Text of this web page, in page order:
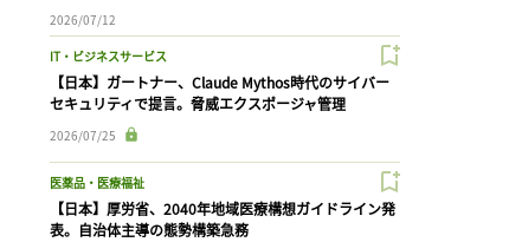
2026/07/12
IT・ビジネスサービス
【日本】ガートナー、Claude Mythos時代のサイバー
セキュリティで提言。脅威エクスポージャ管理
2026/07/25
医薬品・医療福祉
【日本】厚労省、2040年地域医療構想ガイドライン発
表。自治体主導の態勢構築急務